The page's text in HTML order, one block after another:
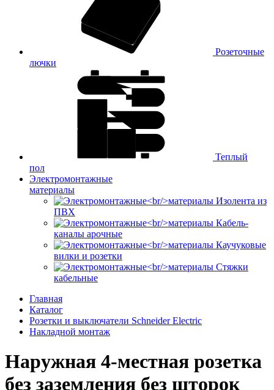
Розеточные
лючки
Теплый
пол
Электромонтажные
материалы
Изолента из
ПВХ
Кабель-
каналы арочные
Каучуковые
вилки и розетки
Стяжки
кабельные
Главная
Каталог
Розетки и выключатели Schneider Electric
Накладной монтаж
Наружная 4-местная розетка
без заземления без шторок